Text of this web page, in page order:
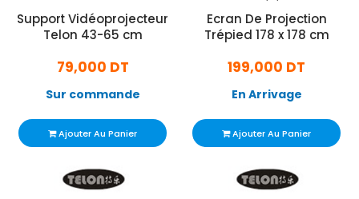
Support Vidéoprojecteur
Telon 43-65 cm
79,000 DT
Sur commande
Ajouter Au Panier
Ecran De Projection
Trépied 178 x 178 cm
199,000 DT
En Arrivage
Ajouter Au Panier